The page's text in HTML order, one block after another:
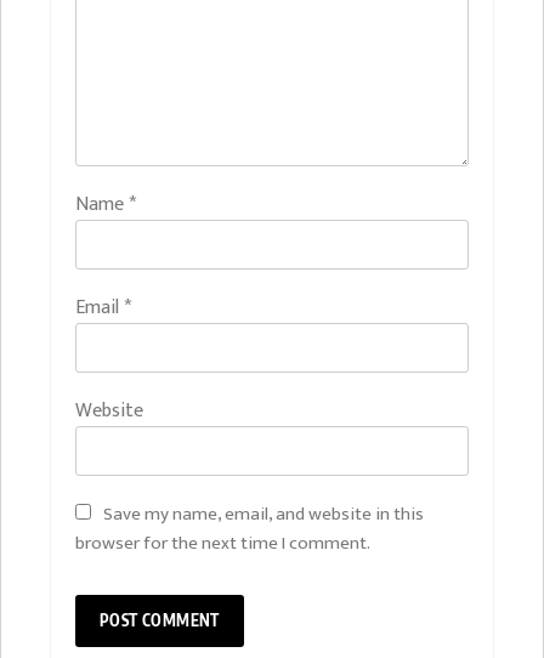
Name*
Email *
Website
Save my name, email, and website in this
browser for the next time I comment.